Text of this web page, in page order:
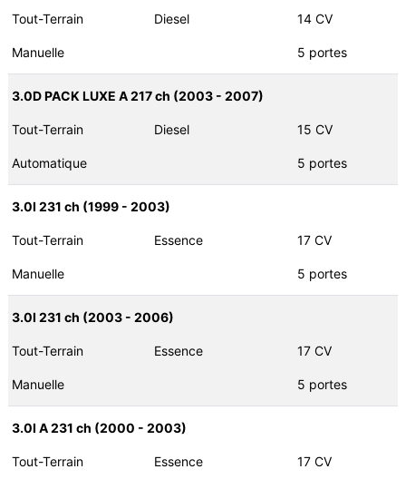
Tout-Terrain Diesel 14 CV
Manuelle 5 portes
3.0D PACK LUXE A 217 ch (2003 - 2007)
Tout-Terrain Diesel 15 CV
Automatique 5 portes
3.0I 231 ch (1999 - 2003)
Tout-Terrain Essence 17 CV
Manuelle 5 portes
3.0I 231 ch (2003 - 2006)
Tout-Terrain Essence 17 CV
Manuelle 5 portes
3.0I A 231 ch (2000 - 2003)
Tout-Terrain Essence 17 CV